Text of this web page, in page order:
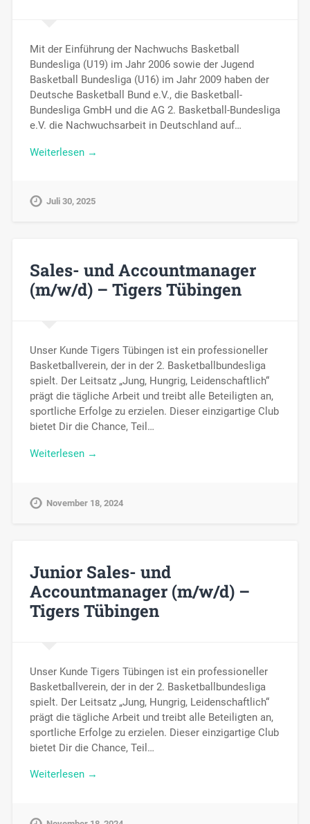
Mit der Einführung der Nachwuchs Basketball
Bundesliga (U19) im Jahr 2006 sowie der Jugend
Basketball Bundesliga (U16) im Jahr 2009 haben der
Deutsche Basketball Bund e.V., die Basketball-
Bundesliga GmbH und die AG 2. Basketball-Bundesliga
e.V. die Nachwuchsarbeit in Deutschland auf…
Weiterlesen →
Juli 30, 2025
Sales- und Accountmanager
(m/w/d) – Tigers Tübingen
Unser Kunde Tigers Tübingen ist ein professioneller
Basketballverein, der in der 2. Basketballbundesliga
spielt. Der Leitsatz „Jung, Hungrig, Leidenschaftlich“
prägt die tägliche Arbeit und treibt alle Beteiligten an,
sportliche Erfolge zu erzielen. Dieser einzigartige Club
bietet Dir die Chance, Teil…
Weiterlesen →
November 18, 2024
Junior Sales- und
Accountmanager (m/w/d) –
Tigers Tübingen
Unser Kunde Tigers Tübingen ist ein professioneller
Basketballverein, der in der 2. Basketballbundesliga
spielt. Der Leitsatz „Jung, Hungrig, Leidenschaftlich“
prägt die tägliche Arbeit und treibt alle Beteiligten an,
sportliche Erfolge zu erzielen. Dieser einzigartige Club
bietet Dir die Chance, Teil…
Weiterlesen →